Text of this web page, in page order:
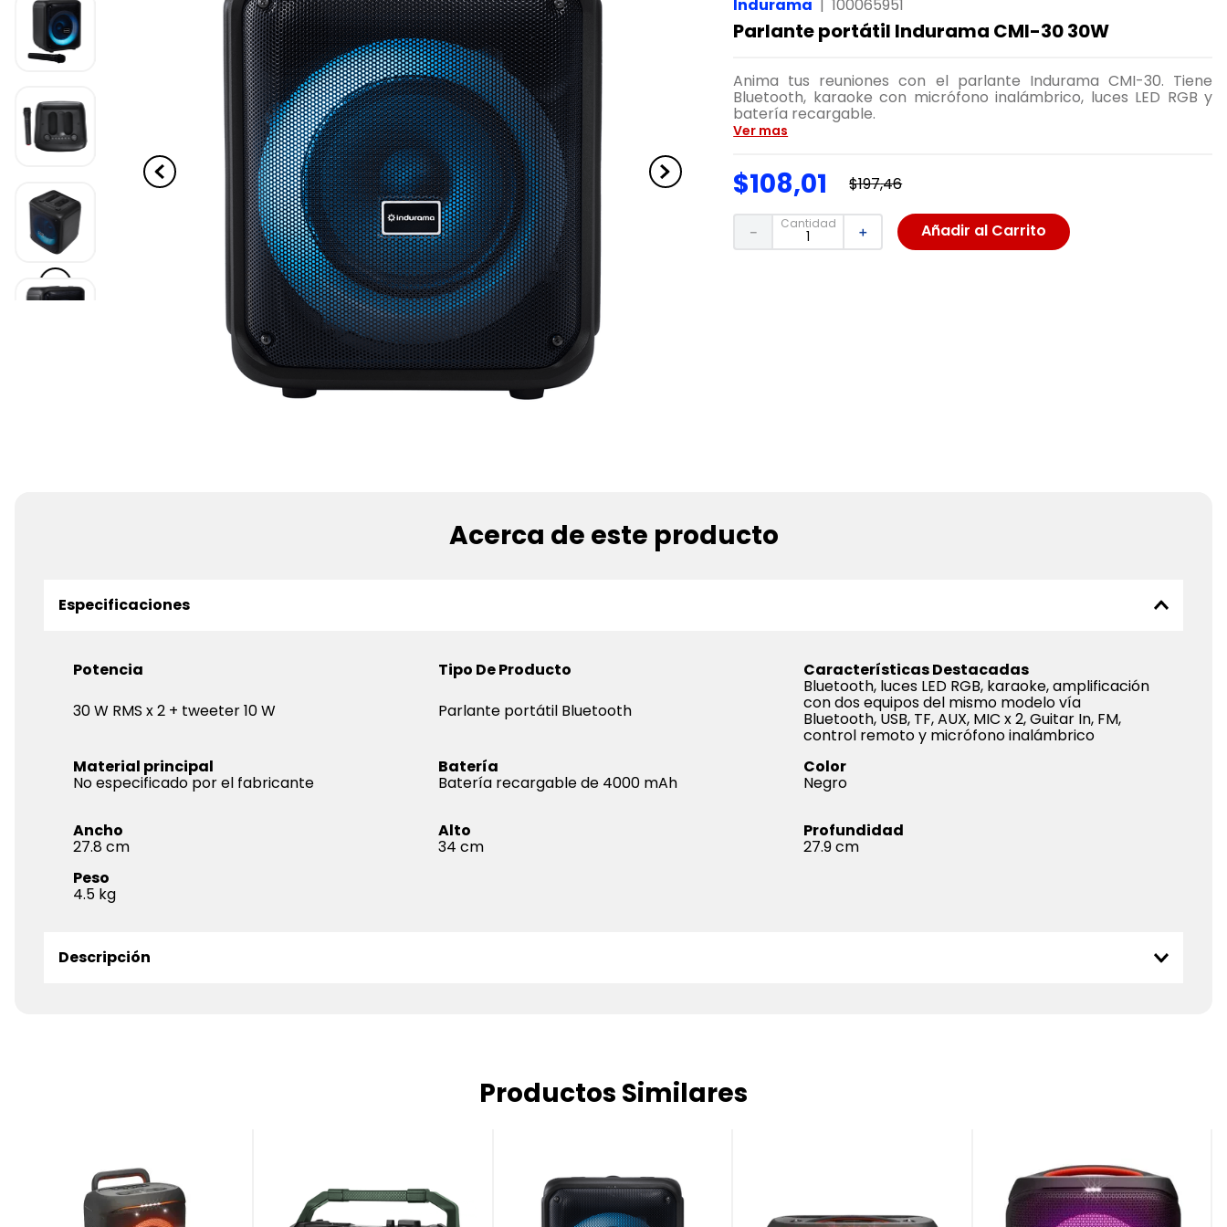
Indurama | 100065951
Parlante portátil Indurama CMI-30 30W
Anima tus reuniones con el parlante Indurama CMI-30. Tiene
Bluetooth, karaoke con micrófono inalámbrico, luces LED RGB y
batería recargable.
Ver mas
$108,01 $197,46
Cantidad
＋
－ Añadir al Carrito
Acerca de este producto
Especificaciones
Potencia
30 W RMS x 2 + tweeter 10 W
Tipo De Producto
Parlante portátil Bluetooth
Características Destacadas
Bluetooth, luces LED RGB, karaoke, amplificación
con dos equipos del mismo modelo vía
Bluetooth, USB, TF, AUX, MIC x 2, Guitar In, FM,
control remoto y micrófono inalámbrico
Material principal
No especificado por el fabricante
Batería
Batería recargable de 4000 mAh
Color
Negro
Ancho
27.8
Alto
34
Profundidad
27.9
Peso
4.5
Descripción
Productos Similares